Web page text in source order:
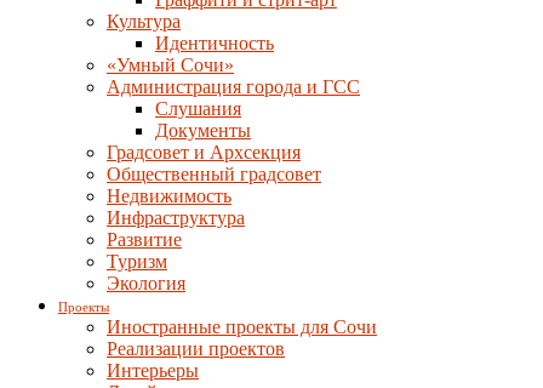
Культура
Идентичность
«Умный Сочи»
Администрация города и ГСС
Слушания
Документы
Градсовет и Архсекция
Общественный градсовет
Недвижимость
Инфраструктура
Развитие
Туризм
Экология
Проекты
Иностранные проекты для Сочи
Реализации проектов
Интерьеры